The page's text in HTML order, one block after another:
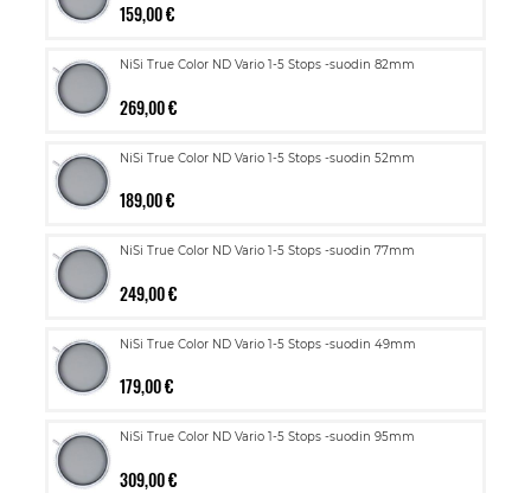
159,00 €
NiSi True Color ND Vario 1-5 Stops -suodin 82mm
269,00 €
NiSi True Color ND Vario 1-5 Stops -suodin 52mm
189,00 €
NiSi True Color ND Vario 1-5 Stops -suodin 77mm
249,00 €
NiSi True Color ND Vario 1-5 Stops -suodin 49mm
179,00 €
NiSi True Color ND Vario 1-5 Stops -suodin 95mm
309,00 €